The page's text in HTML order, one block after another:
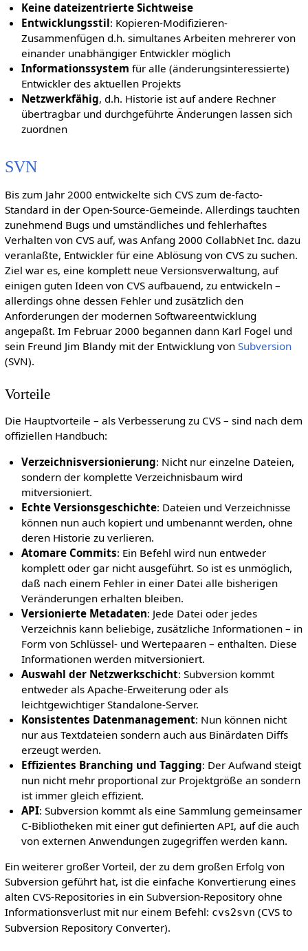
Keine dateizentrierte Sichtweise
Entwicklungsstil: Kopieren-Modifizieren-
Zusammenfügen d.h. simultanes Arbeiten mehrerer von
einander unabhängiger Entwickler möglich
Informationssystem für alle (änderungsinteressierte)
Entwickler des aktuellen Projekts
Netzwerkfähig, d.h. Historie ist auf andere Rechner
übertragbar und durchgeführte Änderungen lassen sich
zuordnen
SVN
Bis zum Jahr 2000 entwickelte sich CVS zum de-facto-
Standard in der Open-Source-Gemeinde. Allerdings tauchten
zunehmend Bugs und umständliches und fehlerhaftes
Verhalten von CVS auf, was Anfang 2000 CollabNet Inc. dazu
veranlaßte, Entwickler für eine Ablösung von CVS zu suchen.
Ziel war es, eine komplett neue Versionsverwaltung, auf
einigen guten Ideen von CVS aufbauend, zu entwickeln –
allerdings ohne dessen Fehler und zusätzlich den
Anforderungen der modernen Softwareentwicklung
angepaßt. Im Februar 2000 begannen dann Karl Fogel und
sein Freund Jim Blandy mit der Entwicklung von Subversion
(SVN).
Vorteile
Die Hauptvorteile – als Verbesserung zu CVS – sind nach dem
offiziellen Handbuch:
Verzeichnisversionierung: Nicht nur einzelne Dateien,
sondern der komplette Verzeichnisbaum wird
mitversioniert.
Echte Versionsgeschichte: Dateien und Verzeichnisse
können nun auch kopiert und umbenannt werden, ohne
deren Historie zu verlieren.
Atomare Commits: Ein Befehl wird nun entweder
komplett oder gar nicht ausgeführt. So ist es unmöglich,
daß nach einem Fehler in einer Datei alle bisherigen
Veränderungen erhalten bleiben.
Versionierte Metadaten: Jede Datei oder jedes
Verzeichnis kann beliebige, zusätzliche Informationen – in
Form von Schlüssel- und Wertepaaren – enthalten. Diese
Informationen werden mitversioniert.
Auswahl der Netzwerkschicht: Subversion kommt
entweder als Apache-Erweiterung oder als
leichtgewichtiger Standalone-Server.
Konsistentes Datenmanagement: Nun können nicht
nur aus Textdateien sondern auch aus Binärdaten Diffs
erzeugt werden.
Effizientes Branching und Tagging: Der Aufwand steigt
nun nicht mehr proportional zur Projektgröße an sondern
ist immer gleich effizient.
API: Subversion kommt als eine Sammlung gemeinsamer
C-Bibliotheken mit einer gut definierten API, auf die auch
von externen Anwendungen zugegriffen werden kann.
Ein weiterer großer Vorteil, der zu dem großen Erfolg von
Subversion geführt hat, ist die einfache Konvertierung eines
alten CVS-Repositories in ein Subversion-Repository ohne
Informationsverlust mit nur einem Befehl: cvs2svn (CVS to
Subversion Repository Converter).